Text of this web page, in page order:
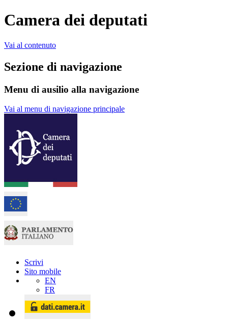
Camera dei deputati
Vai al contenuto
Sezione di navigazione
Menu di ausilio alla navigazione
Vai al menu di navigazione principale
Scrivi
Sito mobile
EN
FR